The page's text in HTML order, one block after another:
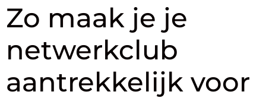
Zo maak je je
netwerkclub
aantrekkelijk voor